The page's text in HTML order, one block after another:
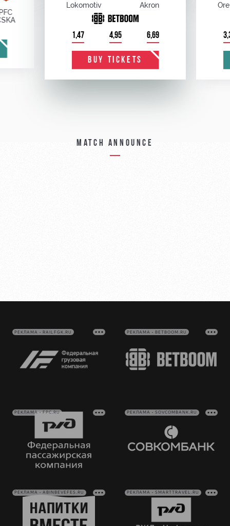
Lokomotiv Akron
1,47 4,95 6,69
BUY TICKETS
Match announce
РЕКЛАМА • RAILFGK.RU РЕКЛАМА • BETBOOM.RU
РЕКЛАМА • FPC.RU РЕКЛАМА • SOVCOMBANK.RU
РЕКЛАМА • ABINBEVEFES.RU РЕКЛАМА • SMARTTRAVEL.RU